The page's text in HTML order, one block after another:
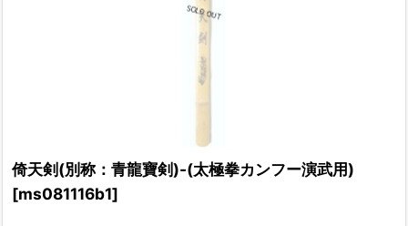
倚天剣(別称：青龍寶剣)-(太極拳カンフー演武用)
[ms081116b1]